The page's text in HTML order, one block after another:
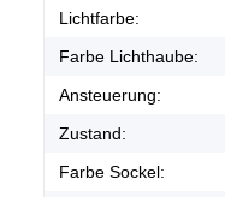
Lichtfarbe:
Farbe Lichthaube:
Ansteuerung:
Zustand:
Farbe Sockel: